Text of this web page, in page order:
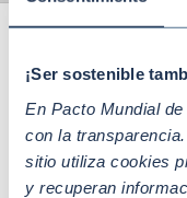
¡Ser sostenible
En Pacto Mundial
con la
sitio utiliza cookies
y recuperan
propias
de su cadena de
emisiones de
tendencia prioritaria
buscan liderar el